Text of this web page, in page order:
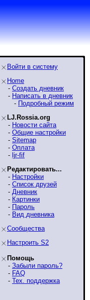
Войти в систему
Home
- Создать дневник
- Написать в дневник
- Подробный режим
LJ.Rossia.org
- Новости сайта
- Общие настройки
- Sitemap
- Оплата
- ljr-fif
Редактировать...
- Настройки
- Список друзей
- Дневник
- Картинки
- Пароль
- Вид дневника
Сообщества
Настроить S2
Помощь
- Забыли пароль?
- FAQ
- Тех. поддержка